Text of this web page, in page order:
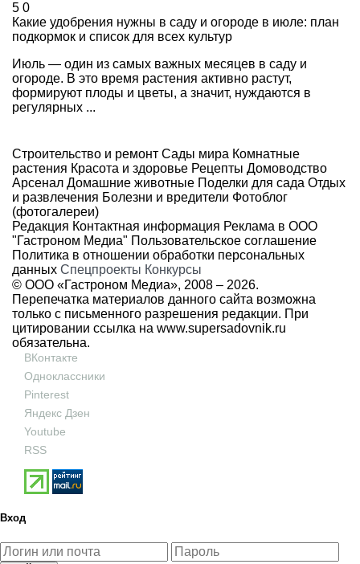
5 0
Какие удобрения нужны в саду и огороде в июле: план
подкормок и список для всех культур
Июль — один из самых важных месяцев в саду и
огороде. В это время растения активно растут,
формируют плоды и цветы, а значит, нуждаются в
регулярных ...
Строительство и ремонт Сады мира Комнатные
растения Красота и здоровье Рецепты Домоводство
Арсенал Домашние животные Поделки для сада Отдых
и развлечения Болезни и вредители Фотоблог
(фотогалереи)
Редакция Контактная информация Реклама в ООО
"Гастроном Медиа" Пользовательское соглашение
Политика в отношении обработки персональных
данных Спецпроекты Конкурсы
© ООО «Гастроном Медиа», 2008 – 2026.
Перепечатка материалов данного сайта возможна
только с письменного разрешения редакции. При
цитировании ссылка на www.supersadovnik.ru
обязательна.
ВКонтакте
Одноклассники
Pinterest
Яндекс Дзен
Youtube
RSS
Вход